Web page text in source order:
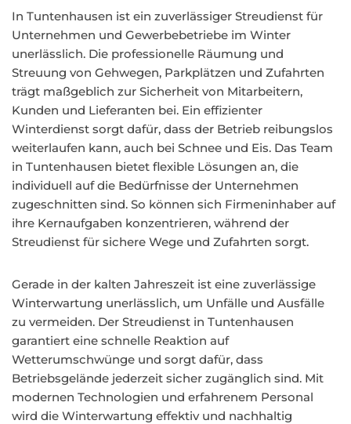
In Tuntenhausen ist ein zuverlässiger Streudienst für
Unternehmen und Gewerbebetriebe im Winter
unerlässlich. Die professionelle Räumung und
Streuung von Gehwegen, Parkplätzen und Zufahrten
trägt maßgeblich zur Sicherheit von Mitarbeitern,
Kunden und Lieferanten bei. Ein effizienter
Winterdienst sorgt dafür, dass der Betrieb reibungslos
weiterlaufen kann, auch bei Schnee und Eis. Das Team
in Tuntenhausen bietet flexible Lösungen an, die
individuell auf die Bedürfnisse der Unternehmen
zugeschnitten sind. So können sich Firmeninhaber auf
ihre Kernaufgaben konzentrieren, während der
Streudienst für sichere Wege und Zufahrten sorgt.
Gerade in der kalten Jahreszeit ist eine zuverlässige
Winterwartung unerlässlich, um Unfälle und Ausfälle
zu vermeiden. Der Streudienst in Tuntenhausen
garantiert eine schnelle Reaktion auf
Wetterumschwünge und sorgt dafür, dass
Betriebsgelände jederzeit sicher zugänglich sind. Mit
modernen Technologien und erfahrenem Personal
wird die Winterwartung effektiv und nachhaltig